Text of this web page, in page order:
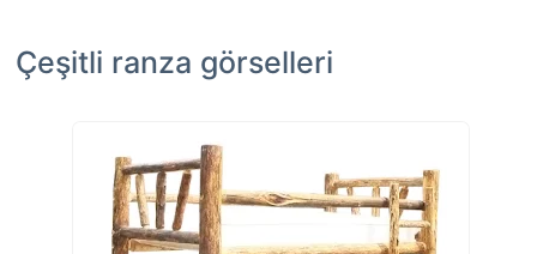
Çeşitli ranza görselleri